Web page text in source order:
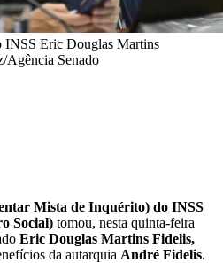
Eric Douglas Martins
Agência Senado
Mista de Inquérito) do INSS
Social) tomou, nesta quinta-feira
Eric Douglas Martins Fidelis,
da autarquia André Fidelis.